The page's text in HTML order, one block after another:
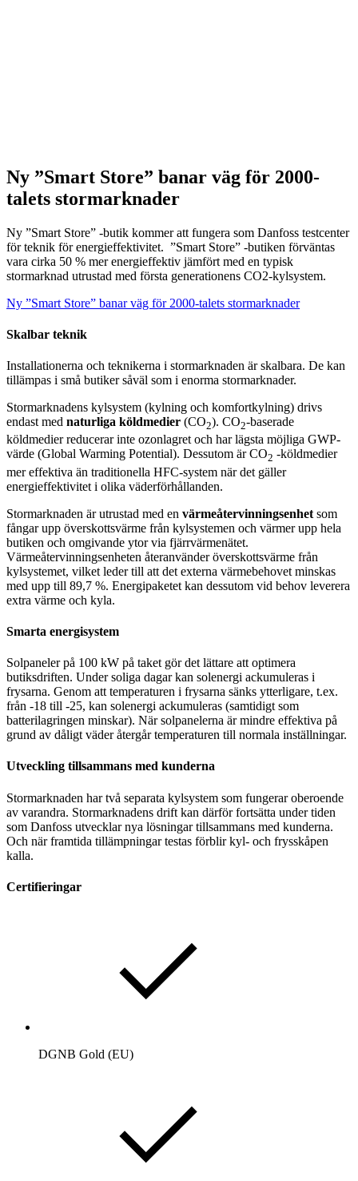
Ny ”Smart Store” banar väg för 2000-
talets stormarknader
Ny ”Smart Store” -butik kommer att fungera som Danfoss testcenter
för teknik för energieffektivitet. ”Smart Store” -butiken förväntas
vara cirka 50 % mer energieffektiv jämfört med en typisk
stormarknad utrustad med första generationens CO2-kylsystem.
Ny ”Smart Store” banar väg för 2000-talets stormarknader
Skalbar teknik
Installationerna och teknikerna i stormarknaden är skalbara. De kan
tillämpas i små butiker såväl som i enorma stormarknader.
Stormarknadens kylsystem (kylning och komfortkylning) drivs
endast med naturliga köldmedier (CO2). CO2-baserade
köldmedier reducerar inte ozonlagret och har lägsta möjliga GWP-
värde (Global Warming Potential). Dessutom är CO2 -köldmedier
mer effektiva än traditionella HFC-system när det gäller
energieffektivitet i olika väderförhållanden.
Stormarknaden är utrustad med en värmeåtervinningsenhet som
fångar upp överskottsvärme från kylsystemen och värmer upp hela
butiken och omgivande ytor via fjärrvärmenätet.
Värmeåtervinningsenheten återanvänder överskottsvärme från
kylsystemet, vilket leder till att det externa värmebehovet minskas
med upp till 89,7 %. Energipaketet kan dessutom vid behov leverera
extra värme och kyla.
Smarta energisystem
Solpaneler på 100 kW på taket gör det lättare att optimera
butiksdriften. Under soliga dagar kan solenergi ackumuleras i
frysarna. Genom att temperaturen i frysarna sänks ytterligare, t.ex.
från -18 till -25, kan solenergi ackumuleras (samtidigt som
batterilagringen minskar). När solpanelerna är mindre effektiva på
grund av dåligt väder återgår temperaturen till normala inställningar.
Utveckling tillsammans med kunderna
Stormarknaden har två separata kylsystem som fungerar oberoende
av varandra. Stormarknadens drift kan därför fortsätta under tiden
som Danfoss utvecklar nya lösningar tillsammans med kunderna.
Och när framtida tillämpningar testas förblir kyl- och frysskåpen
kalla.
Certifieringar
DGNB Gold (EU)